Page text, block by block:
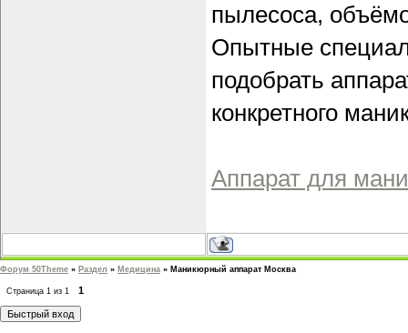
пылесоса,
Опытные
подобрать
конкретного
Аппарат для
Форум 50Theme » Раздел » Медицина » Маникюрный аппарат Москва
Страница 1 из 1 1